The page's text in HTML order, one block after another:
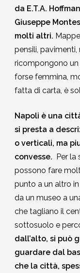
da E.T.A.
Giuseppe
molti altri.
pensili,
ricompongono un
forse femmina,
fatta di carta, è
Napoli è una
si presta a
o verticali, ma
convesse. Per la
possono fare
punto a un altro
da un museo a
che tagliano il
sottosuolo e
dall’alto, si può
guardare dal
che la città,